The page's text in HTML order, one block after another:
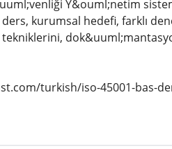
Y&ouml;netim
kurumsal hedefi, farklı
turkish/iso-45001-bas-